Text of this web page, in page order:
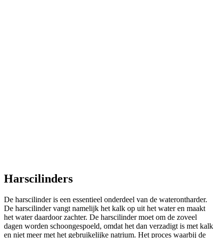
Harscilinders
De harscilinder is een essentieel onderdeel van de waterontharder.
De harscilinder vangt namelijk het kalk op uit het water en maakt
het water daardoor zachter. De harscilinder moet om de zoveel
dagen worden schoongespoeld, omdat het dan verzadigt is met kalk
en niet meer met het gebruikelijke natrium. Het proces waarbij de